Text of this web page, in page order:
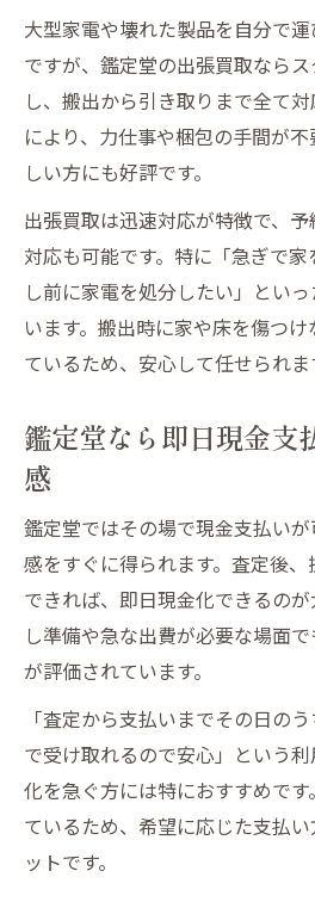
大型家電や壊れた製品を自分で
ですが、鑑定堂の出張買取なら
し、搬出から引き取りまで全て
により、力仕事や梱包の手間が
しい方にも好評です。
出張買取は迅速対応が特徴で、
対応も可能です。特に「急ぎで
し前に家電を処分したい」とい
います。搬出時に家や床を傷つ
ているため、安心して任せられま
鑑定堂なら即日現金支
感
鑑定堂ではその場で現金支払い
感をすぐに得られます。査定後
できれば、即日現金化できるの
し準備や急な出費が必要な場面
が評価されています。
「査定から支払いまでその日の
で受け取れるので安心」という
化を急ぐ方には特におすすめで
ているため、希望に応じた支払
ットです。